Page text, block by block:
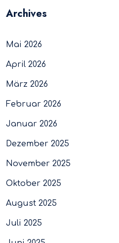
Archives
Mai 2026
April 2026
März 2026
Februar 2026
Januar 2026
Dezember 2025
November 2025
Oktober 2025
August 2025
Juli 2025